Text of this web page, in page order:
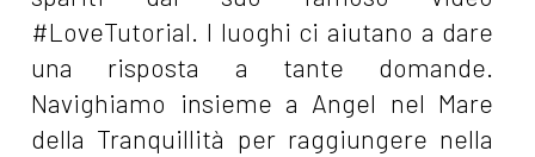
#LoveTutorial. I luoghi ci aiutano a dare
una risposta a tante domande.
Navighiamo insieme a Angel nel Mare
della Tranquillità per raggiungere nella